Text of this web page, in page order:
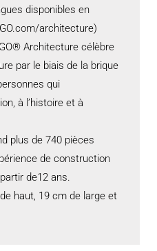
disponibles en
architecture)
Architecture célèbre
par le biais de la brique
qui
à l’histoire et à
plus de 740 pièces
de construction
de12 ans.
haut, 19 cm de large et